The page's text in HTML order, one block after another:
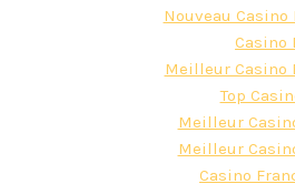
Nouveau
Casino
Meilleur Casino
Top
Meilleur
Meilleur
Casino